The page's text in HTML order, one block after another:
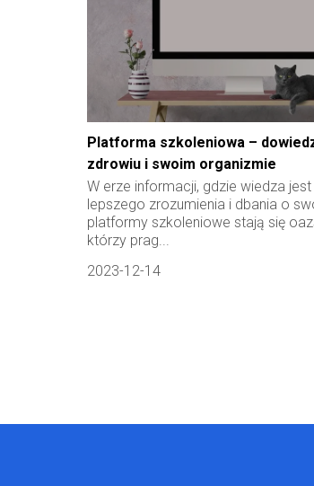
Platforma szkoleniowa –
zdrowiu i swoim organizmie
W erze informacji, gdzie wiedza
lepszego zrozumienia i dbania o
platformy szkoleniowe stają się
którzy prag...
2023-12-14